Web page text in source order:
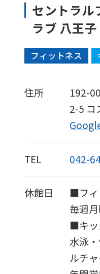
セントラル
ラブ 八王子
フィットネス
住所 192-
2-5 コ
TEL 042-
休館日
■フィ
毎週
■キッ
水泳
ルチ